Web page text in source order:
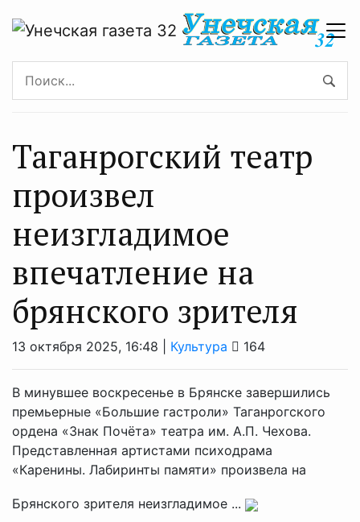
Таганрогский театр
произвел
неизгладимое
впечатление на
брянского зрителя
13 октября 2025, 16:48 | Культура 164
В минувшее воскресенье в Брянске завершились
премьерные «Большие гастроли» Таганрогского
ордена «Знак Почёта» театра им. А.П. Чехова.
Представленная артистами психодрама
«Каренины. Лабиринты памяти» произвела на
Брянского зрителя неизгладимое ...